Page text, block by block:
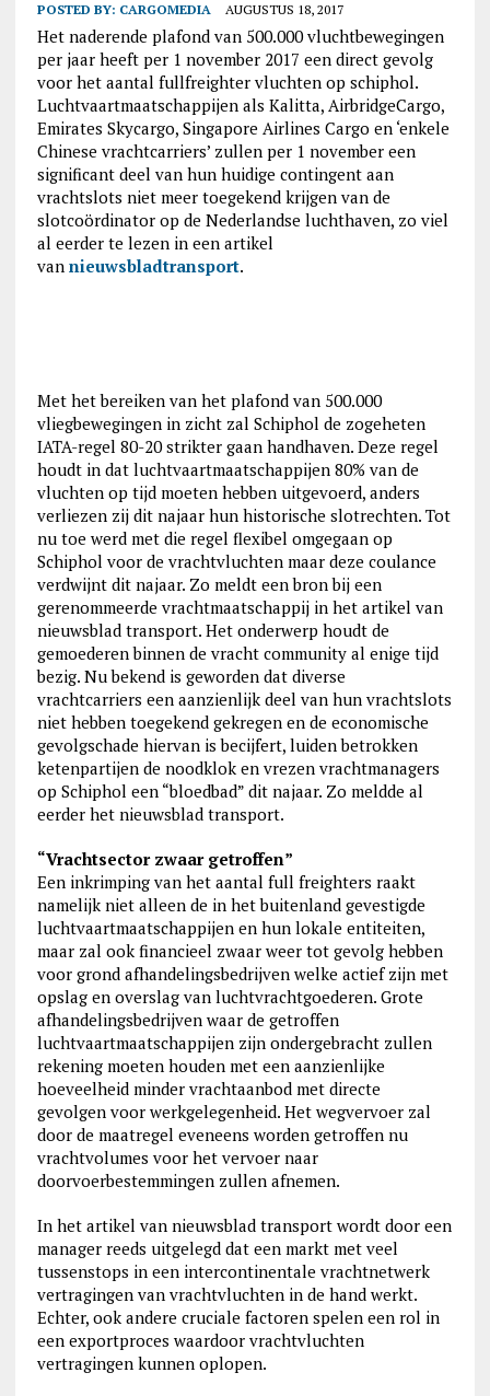
POSTED BY: CARGOMEDIA AUGUSTUS 18, 2017
Het naderende plafond van 500.000 vluchtbewegingen
per jaar heeft per 1 november 2017 een direct gevolg
voor het aantal fullfreighter vluchten op schiphol.
Luchtvaartmaatschappijen als Kalitta, AirbridgeCargo,
Emirates Skycargo, Singapore Airlines Cargo en ‘enkele
Chinese vrachtcarriers’ zullen per 1 november een
significant deel van hun huidige contingent aan
vrachtslots niet meer toegekend krijgen van de
slotcoördinator op de Nederlandse luchthaven, zo viel
al eerder te lezen in een artikel
van nieuwsbladtransport.
Met het bereiken van het plafond van 500.000
vliegbewegingen in zicht zal Schiphol de zogeheten
IATA-regel 80-20 strikter gaan handhaven. Deze regel
houdt in dat luchtvaartmaatschappijen 80% van de
vluchten op tijd moeten hebben uitgevoerd, anders
verliezen zij dit najaar hun historische slotrechten. Tot
nu toe werd met die regel flexibel omgegaan op
Schiphol voor de vrachtvluchten maar deze coulance
verdwijnt dit najaar. Zo meldt een bron bij een
gerenommeerde vrachtmaatschappij in het artikel van
nieuwsblad transport. Het onderwerp houdt de
gemoederen binnen de vracht community al enige tijd
bezig. Nu bekend is geworden dat diverse
vrachtcarriers een aanzienlijk deel van hun vrachtslots
niet hebben toegekend gekregen en de economische
gevolgschade hiervan is becijfert, luiden betrokken
ketenpartijen de noodklok en vrezen vrachtmanagers
op Schiphol een “bloedbad” dit najaar. Zo meldde al
eerder het nieuwsblad transport.
“Vrachtsector zwaar getroffen”
Een inkrimping van het aantal full freighters raakt
namelijk niet alleen de in het buitenland gevestigde
luchtvaartmaatschappijen en hun lokale entiteiten,
maar zal ook financieel zwaar weer tot gevolg hebben
voor grond afhandelingsbedrijven welke actief zijn met
opslag en overslag van luchtvrachtgoederen. Grote
afhandelingsbedrijven waar de getroffen
luchtvaartmaatschappijen zijn ondergebracht zullen
rekening moeten houden met een aanzienlijke
hoeveelheid minder vrachtaanbod met directe
gevolgen voor werkgelegenheid. Het wegvervoer zal
door de maatregel eveneens worden getroffen nu
vrachtvolumes voor het vervoer naar
doorvoerbestemmingen zullen afnemen.
In het artikel van nieuwsblad transport wordt door een
manager reeds uitgelegd dat een markt met veel
tussenstops in een intercontinentale vrachtnetwerk
vertragingen van vrachtvluchten in de hand werkt.
Echter, ook andere cruciale factoren spelen een rol in
een exportproces waardoor vrachtvluchten
vertragingen kunnen oplopen.